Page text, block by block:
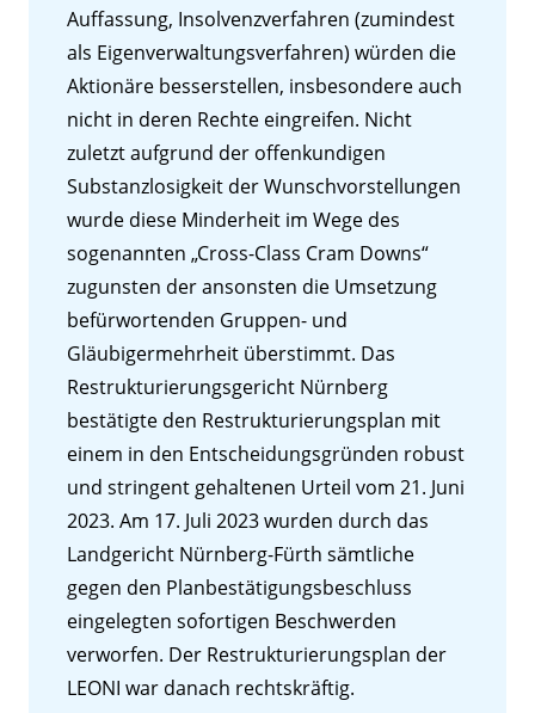
Auffassung, Insolvenzverfahren (zumindest
als Eigenverwaltungsverfahren) würden die
Aktionäre besserstellen, insbesondere auch
nicht in deren Rechte eingreifen. Nicht
zuletzt aufgrund der offenkundigen
Substanzlosigkeit der Wunschvorstellungen
wurde diese Minderheit im Wege des
sogenannten „Cross-Class Cram Downs“
zugunsten der ansonsten die Umsetzung
befürwortenden Gruppen- und
Gläubigermehrheit überstimmt. Das
Restrukturierungsgericht Nürnberg
bestätigte den Restrukturierungsplan mit
einem in den Entscheidungsgründen robust
und stringent gehaltenen Urteil vom 21. Juni
2023. Am 17. Juli 2023 wurden durch das
Landgericht Nürnberg-Fürth sämtliche
gegen den Planbestätigungsbeschluss
eingelegten sofortigen Beschwerden
verworfen. Der Restrukturierungsplan der
LEONI war danach rechtskräftig.